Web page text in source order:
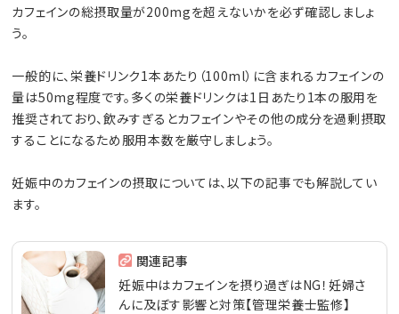
カフェインの総摂取量が200mgを超えないかを必ず確認しましょ
う。
一般的に、栄養ドリンク1本あたり（100ml）に含まれるカフェインの
量は50mg程度です。多くの栄養ドリンクは1日あたり1本の服用を
推奨されており、飲みすぎるとカフェインやその他の成分を過剰摂取
することになるため服用本数を厳守しましょう。
妊娠中のカフェインの摂取については、以下の記事でも解説してい
ます。
関連記事
妊娠中はカフェインを摂り過ぎはNG！妊婦さ
んに及ぼす影響と対策【管理栄養士監修】